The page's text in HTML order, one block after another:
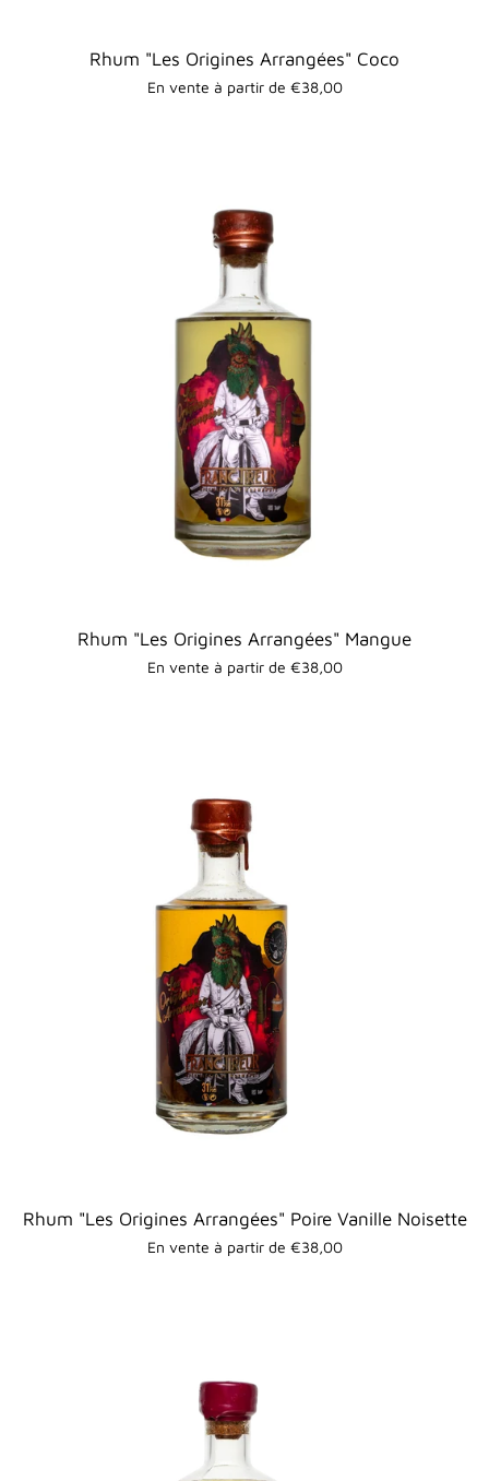
Rhum "Les Origines Arrangées" Coco
En vente à partir de €38,00
Rhum "Les Origines Arrangées" Mangue
En vente à partir de €38,00
Rhum "Les Origines Arrangées" Poire Vanille Noisette
En vente à partir de €38,00